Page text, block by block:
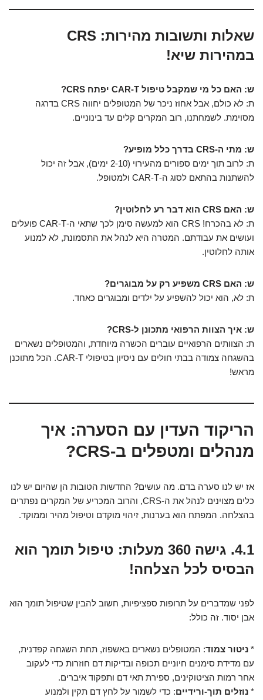
שאלות ותשובות מהירות: CRS
במהירות שיא!
ש: האם כל מי שמקבל טיפול CAR-T יפתח CRS?
ת: לא כולם, אבל אחוז ניכר של המטופלים יחווה CRS בדרגה
מסוימת. לשמחתנו, רוב המקרים קלים עד בינוניים.
ש: מתי ה-CRS בדרך כלל מופיע?
ת: לרוב תוך ימים ספורים מהעירוי (2-10 ימים), אבל זה יכול
להשתנות בהתאם לסוג ה-CAR-T ולמטופל.
ש: האם CRS הוא דבר רע לחלוטין?
ת: לא בהכרח! CRS הוא למעשה סימן לכך שתאי ה-CAR-T פועלים
ועושים את עבודתם. המטרה היא לנהל את התסמונת, לא למנוע
אותה לחלוטין.
ש: האם CRS משפיע רק על מבוגרים?
ת: לא, הוא יכול להשפיע על ילדים ומבוגרים כאחד.
ש: איך הצוות הרפואי מתכונן ל-CRS?
ת: הצוותים הרפואיים עוברים הכשרה מיוחדת, והמטופלים נשארים
בהשגחה צמודה בבתי חולים עם ניסיון בטיפולי CAR-T. הכל מתוכנן
מראש!
הריקוד העדין עם הסערה: איך
מנהלים ומטפלים ב-CRS?
אז יש לנו סערה בדם. מה עושים? החדשות הטובות הן שהיום יש לנו
כלים מצוינים לנהל את ה-CRS, והרוב המכריע של המקרים נפתרים
בהצלחה. המפתח הוא בערנות, זיהוי מוקדם וטיפול מהיר וממוקד.
4.1. גישה 360 מעלות: טיפול תומך הוא
הבסיס לכל הצלחה!
לפני שמדברים על תרופות ספציפיות, חשוב להבין שטיפול תומך הוא
אבן יסוד. זה כולל:
* ניטור צמוד: המטופלים נשארים באשפוז, תחת השגחה קפדנית,
עם מדידת סימנים חיוניים תכופה ובדיקות דם חוזרות כדי לעקוב
אחר רמות הציטוקינים, ספירת תאי דם ותפקוד איברים.
* נוזלים תוך-ורידיים: כדי לשמור על לחץ דם תקין ולמנוע